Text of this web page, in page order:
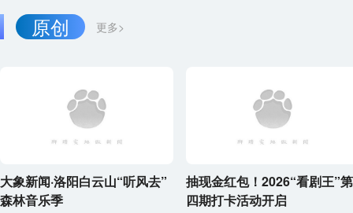
更多>
原创
大象新闻·洛阳白云山“听风去”
森林音乐季
抽现金红包！2026“看剧王”第
四期打卡活动开启